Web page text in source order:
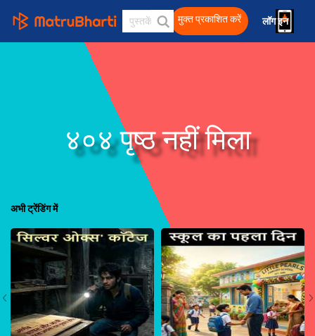
हिंदी
मुक्त प्रकाशित करें लॉग इन
४०४ पृष्ठ नहीं मिला
अभी ट्रेंडिंग में